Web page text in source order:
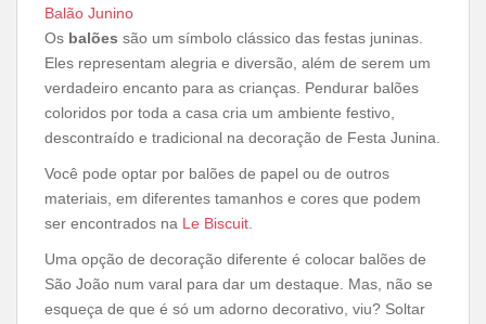
Balão Junino
Os balões são um símbolo clássico das festas juninas.
Eles representam alegria e diversão, além de serem um
verdadeiro encanto para as crianças. Pendurar balões
coloridos por toda a casa cria um ambiente festivo,
descontraído e tradicional na decoração de Festa Junina.
Você pode optar por balões de papel ou de outros
materiais, em diferentes tamanhos e cores que podem
ser encontrados na Le Biscuit.
Uma opção de decoração diferente é colocar balões de
São João num varal para dar um destaque. Mas, não se
esqueça de que é só um adorno decorativo, viu? Soltar